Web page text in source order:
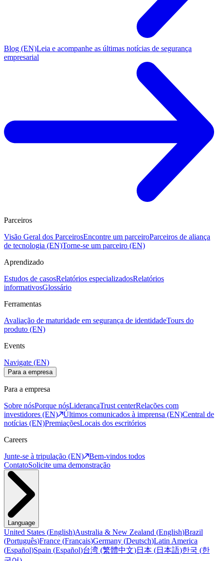
Blog (EN)Leia e acompanhe as últimas notícias de segurança
empresarial
Parceiros
Visão Geral dos ParceirosEncontre um parceiroParceiros de aliança
de tecnologia (EN)Torne-se um parceiro (EN)
Aprendizado
Estudos de casosRelatórios especializadosRelatórios
informativosGlossário
Ferramentas
Avaliação de maturidade em segurança de identidadeTours do
produto (EN)
Events
Navigate (EN)
Para a empresa
Para a empresa
Sobre nósPorque nósLiderançaTrust centerRelações com
investidores (EN)
Últimos comunicados à imprensa (EN)Central de
notícias (EN)PremiaçõesLocais dos escritórios
Careers
Junte-se à tripulação (EN)
Bem-vindos todos
ContatoSolicite uma demonstração
Language
United States (English)Australia & New Zealand (English)Brazil
(Português)France (Français)Germany (Deutsch)Latin America
(Español)Spain (Español)台湾 (繁體中文)日本 (日本語)한국 (한